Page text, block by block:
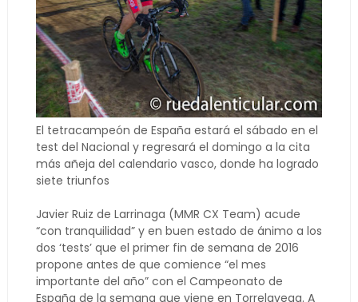
El tetracampeón de España estará el sábado en el
test del Nacional y regresará el domingo a la cita
más añeja del calendario vasco, donde ha logrado
siete triunfos
Javier Ruiz de Larrinaga (MMR CX Team) acude
“con tranquilidad” y en buen estado de ánimo a los
dos ‘tests’ que el primer fin de semana de 2016
propone antes de que comience “el mes
importante del año” con el Campeonato de
España de la semana que viene en Torrelavega. A